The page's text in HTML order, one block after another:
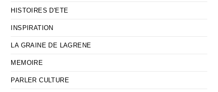
HISTOIRES D'ETE
INSPIRATION
LA GRAINE DE LAGRENE
MEMOIRE
PARLER CULTURE